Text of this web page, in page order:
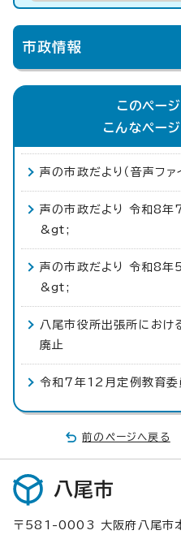
市政情報
このペー
こんなペー
声の市政だより（音声ファ
声の市政だより 令和8
&gt;
声の市政だより 令和8
&gt;
八尾市役所出張所におけ
廃止
令和7年12月定例教育委
前のページへ戻る
八尾市
〒581-0003 大阪府八尾市